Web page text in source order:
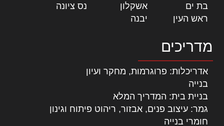
בת ים
אשקלון נס ציונה
ראש העין
יבנה
מדריכים
אדריכלות: פרוגרמות, מחקר ועיון
בנייה
בניית בית: המדריך המלא
גמר: עיצוב פנים, אבזור, ריהוט פיתוח וגינון
חומרי בנייה